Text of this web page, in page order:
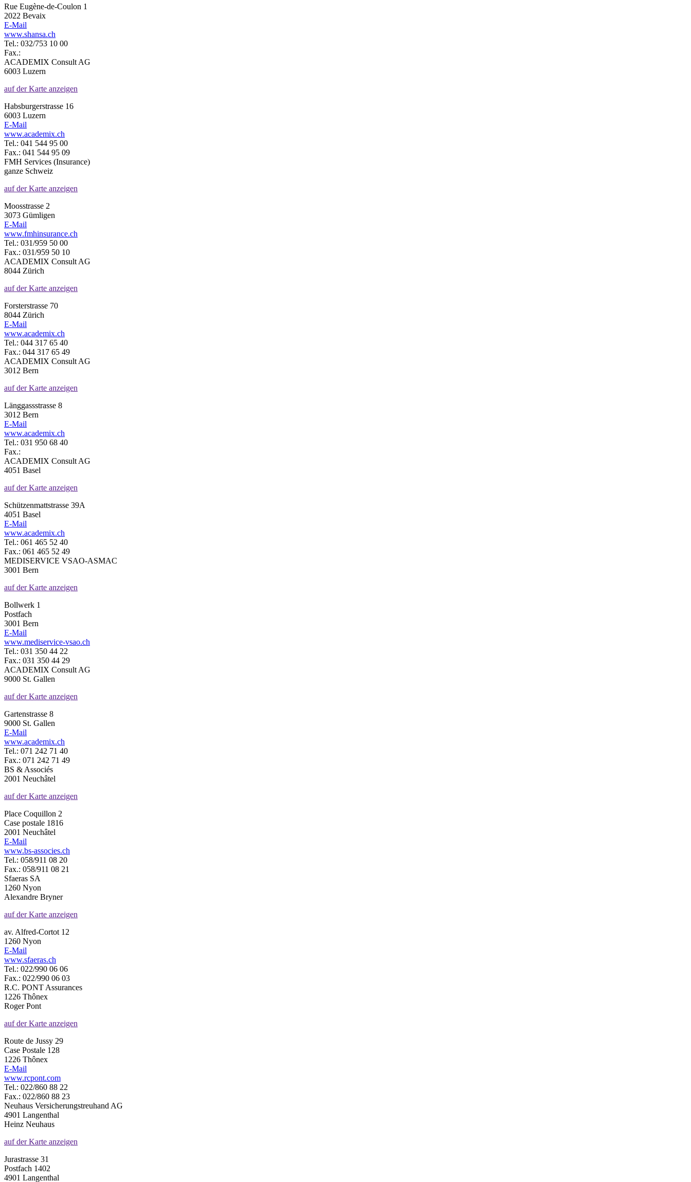
Rue Eugène-de-Coulon 1
2022 Bevaix
E-Mail
www.shansa.ch
Tel.: 032/753 10 00
Fax.:
ACADEMIX Consult AG
6003 Luzern
auf der Karte anzeigen
Habsburgerstrasse 16
6003 Luzern
E-Mail
www.academix.ch
Tel.: 041 544 95 00
Fax.: 041 544 95 09
FMH Services (Insurance)
ganze Schweiz
auf der Karte anzeigen
Moosstrasse 2
3073 Gümligen
E-Mail
www.fmhinsurance.ch
Tel.: 031/959 50 00
Fax.: 031/959 50 10
ACADEMIX Consult AG
8044 Zürich
auf der Karte anzeigen
Forsterstrasse 70
8044 Zürich
E-Mail
www.academix.ch
Tel.: 044 317 65 40
Fax.: 044 317 65 49
ACADEMIX Consult AG
3012 Bern
auf der Karte anzeigen
Länggassstrasse 8
3012 Bern
E-Mail
www.academix.ch
Tel.: 031 950 68 40
Fax.:
ACADEMIX Consult AG
4051 Basel
auf der Karte anzeigen
Schützenmattstrasse 39A
4051 Basel
E-Mail
www.academix.ch
Tel.: 061 465 52 40
Fax.: 061 465 52 49
MEDISERVICE VSAO-ASMAC
3001 Bern
auf der Karte anzeigen
Bollwerk 1
Postfach
3001 Bern
E-Mail
www.mediservice-vsao.ch
Tel.: 031 350 44 22
Fax.: 031 350 44 29
ACADEMIX Consult AG
9000 St. Gallen
auf der Karte anzeigen
Gartenstrasse 8
9000 St. Gallen
E-Mail
www.academix.ch
Tel.: 071 242 71 40
Fax.: 071 242 71 49
BS & Associés
2001 Neuchâtel
auf der Karte anzeigen
Place Coquillon 2
Case postale 1816
2001 Neuchâtel
E-Mail
www.bs-associes.ch
Tel.: 058/911 08 20
Fax.: 058/911 08 21
Sfaeras SA
1260 Nyon
Alexandre Bryner
auf der Karte anzeigen
av. Alfred-Cortot 12
1260 Nyon
E-Mail
www.sfaeras.ch
Tel.: 022/990 06 06
Fax.: 022/990 06 03
R.C. PONT Assurances
1226 Thônex
Roger Pont
auf der Karte anzeigen
Route de Jussy 29
Case Postale 128
1226 Thônex
E-Mail
www.rcpont.com
Tel.: 022/860 88 22
Fax.: 022/860 88 23
Neuhaus Versicherungstreuhand AG
4901 Langenthal
Heinz Neuhaus
auf der Karte anzeigen
Jurastrasse 31
Postfach 1402
4901 Langenthal